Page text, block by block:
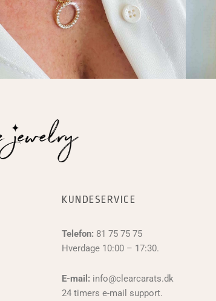
KUNDESERVICE
Telefon: 81 75 75 75
Hverdage 10:00 – 17:30.
E-mail: info@clearcarats.dk
24 timers e-mail support.